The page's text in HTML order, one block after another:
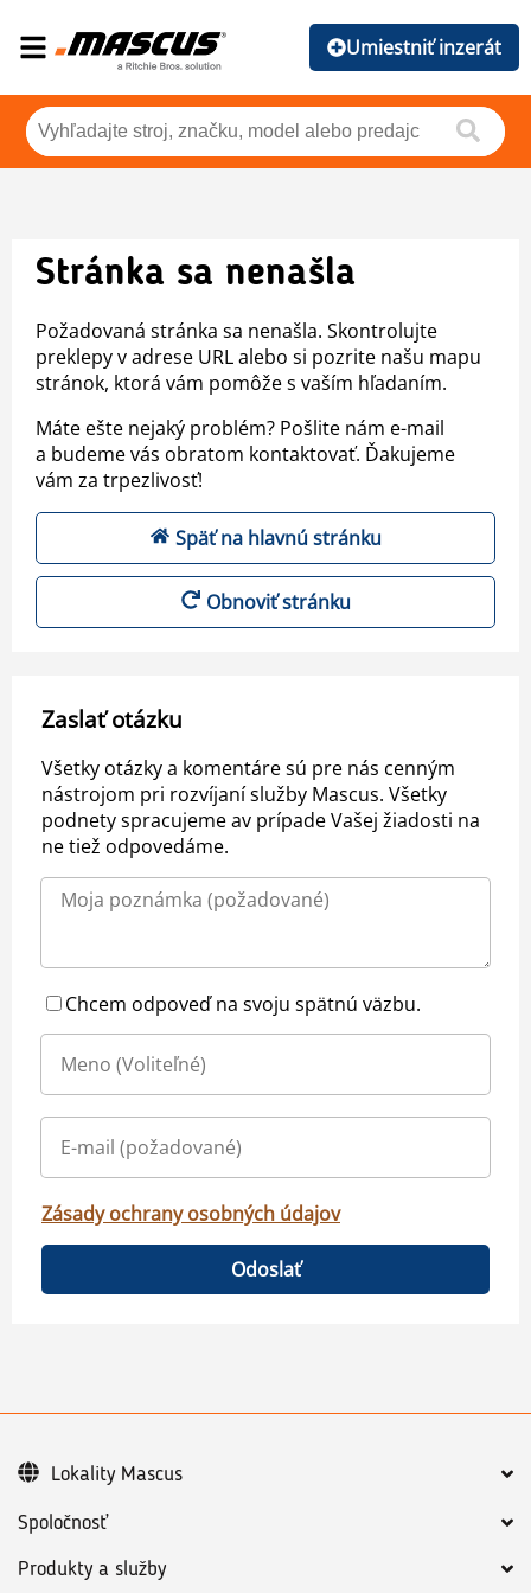
Umiestniť inzerát
Stránka sa nenašla
Požadovaná stránka sa nenašla. Skontrolujte
preklepy v adrese URL alebo si pozrite našu mapu
stránok, ktorá vám pomôže s vaším hľadaním.
Máte ešte nejaký problém? Pošlite nám e-mail
a budeme vás obratom kontaktovať. Ďakujeme
vám za trpezlivosť!
Späť na hlavnú stránku
Obnoviť stránku
Zaslať otázku
Všetky otázky a komentáre sú pre nás cenným
nástrojom pri rozvíjaní služby Mascus. Všetky
podnety spracujeme av prípade Vašej žiadosti na
ne tiež odpovedáme.
Chcem odpoveď na svoju spätnú väzbu.
Zásady ochrany osobných údajov
Odoslať
Spoločnosť
Produkty a služby
Lokality Mascus